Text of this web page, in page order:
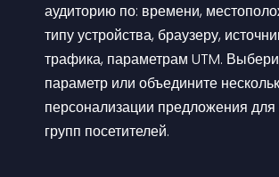
аудиторию по: времени,
типу устройства, браузеру,
трафика, параметрам UTM.
параметр или объедините
персонализации предложения
групп посетителей.